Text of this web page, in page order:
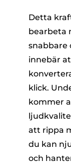
Detta
bearbeta
snabbare
innebär
klick.
kommer
att rippa
du kan
och